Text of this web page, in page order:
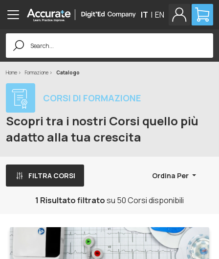
IT | EN
Search
for:
Home Formazione Catalogo
CORSI DI FORMAZIONE
Scopri tra i nostri Corsi quello più
adatto alla tua crescita
FILTRA CORSI Ordina Per
1 Risultato filtratosu 50 Corsi disponibili